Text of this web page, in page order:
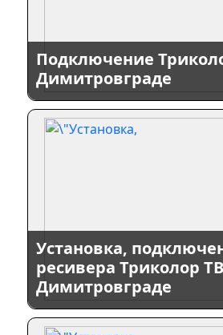
Подключение
Димитровграде
Установка,
ресивера Триколор
Димитровграде